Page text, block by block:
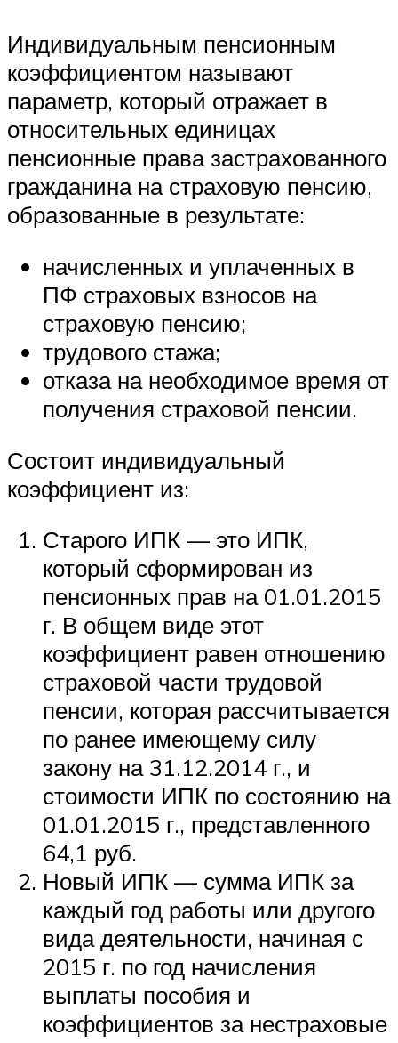
Индивидуальным пенсионным
коэффициентом называют
параметр, который отражает в
относительных единицах
пенсионные права застрахованного
гражданина на страховую пенсию,
образованные в результате:
начисленных и уплаченных в
ПФ страховых взносов на
страховую пенсию;
трудового стажа;
отказа на необходимое время от
получения страховой пенсии.
Состоит индивидуальный
коэффициент из:
Старого ИПК — это ИПК,
который сформирован из
пенсионных прав на 01.01.2015
г. В общем виде этот
коэффициент равен отношению
страховой части трудовой
пенсии, которая рассчитывается
по ранее имеющему силу
закону на 31.12.2014 г., и
стоимости ИПК по состоянию на
01.01.2015 г., представленного
64,1 руб.
Новый ИПК — сумма ИПК за
каждый год работы или другого
вида деятельности, начиная с
2015 г. по год начисления
выплаты пособия и
коэффициентов за нестраховые